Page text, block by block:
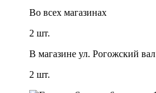
Во всех магазинах
2 шт.
В магазине ул. Рогожский вал
2 шт.